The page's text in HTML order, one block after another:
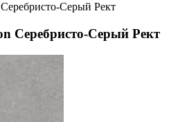
Серый Рект
Серебристо-Серый Рект